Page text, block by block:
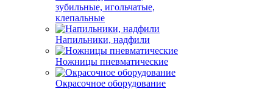
зубильные, игольчатые,
клепальные
Напильники, надфили
Ножницы пневматические
Окрасочное оборудование